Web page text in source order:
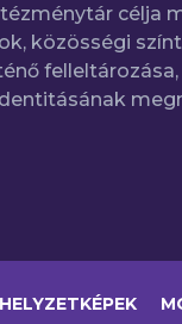
célja
közösségi
HELYZETKÉPEK